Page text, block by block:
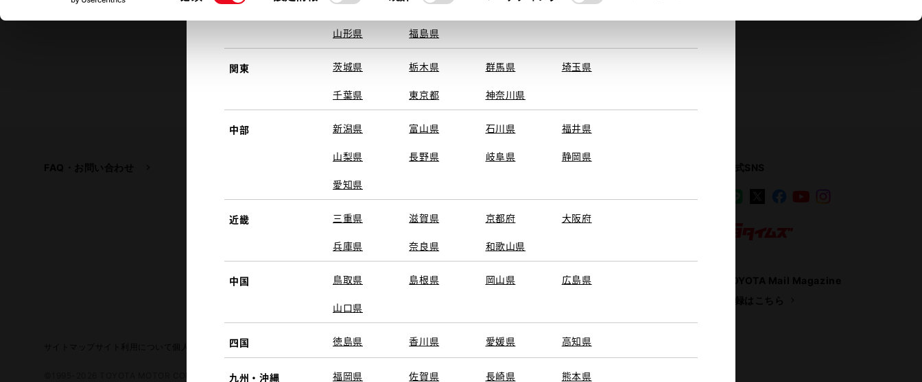
東北 青森県 岩手県 宮城県 秋田県
山形県 福島県
関東 茨城県 栃木県 群馬県 埼玉県
千葉県 東京都 神奈川県
中部 新潟県 富山県 石川県 福井県
山梨県 長野県 岐阜県 静岡県
愛知県
近畿 三重県 滋賀県 京都府 大阪府
兵庫県 奈良県 和歌山県
中国 鳥取県 島根県 岡山県 広島県
山口県
四国 徳島県 香川県 愛媛県 高知県
九州・沖縄 福岡県 佐賀県 長崎県 熊本県
申し訳ございません。
何らかの問題が発生しました。
恐れ入りますが、しばらく経ってから再度、お試し下さい。
FAQ・お問い合わせ
トヨタイムズ トヨタ中古車オンラインストア
クルマ買取
トヨタレンタカー
TOYOTA SHARE
トヨタのau/UQ
公式SNS
LINE Facebook
YouTube
TOYOTA Mail Magazine
登録はこちら
サイト利用について 個人情報の取扱いについて TOYOTAアカウント利用規約 反社会的勢力に対する基本方針企業情報 リコール情報
©1995-2026 TOYOTA MOTOR CORPORATION. ALL RIGHTS RESERVED.